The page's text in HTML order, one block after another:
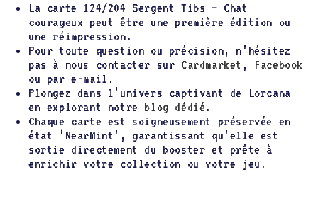
La carte 124/204 Sergent Tibs – Chat
courageux peut être une première édition ou
une réimpression.
Pour toute question ou précision, n’hésitez
pas à nous contacter sur Cardmarket , Facebook
ou par e-mail.
Plongez dans l’univers captivant de Lorcana
en explorant notre blog dédié .
Chaque carte est soigneusement préservée en
état ‘NearMint’, garantissant qu’elle est
sortie directement du booster et prête à
enrichir votre collection ou votre jeu.